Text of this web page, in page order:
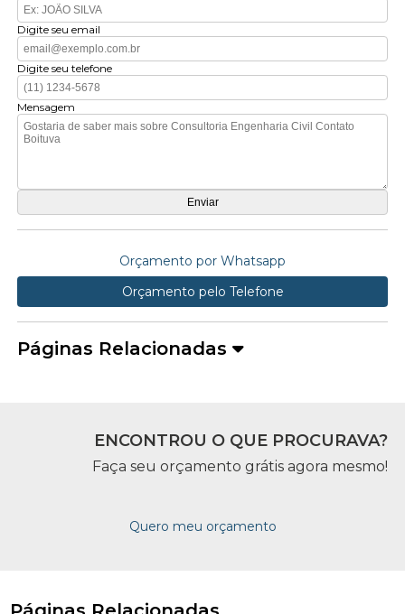
Digite seu email
Digite seu telefone
Mensagem
Orçamento por Whatsapp
Orçamento pelo Telefone
Páginas Relacionadas
ENCONTROU O QUE PROCURAVA?
Faça seu orçamento grátis agora mesmo!
Quero meu orçamento